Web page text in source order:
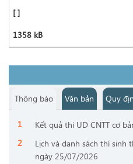
[ ]
1358 kB
Thông báo Văn bản Quy
Kết quả thi UD CNTT cơ
Lịch và danh sách thí sinh
ngày 25/07/2026